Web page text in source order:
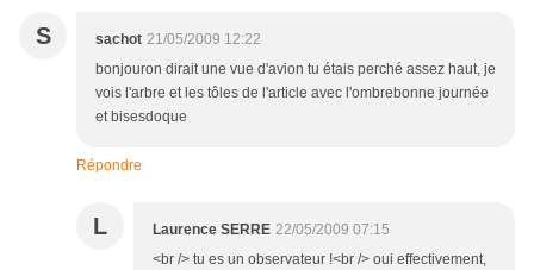
S sachot 21/05/2009 12:22
bonjouron dirait une vue d'avion tu étais perché assez haut, je
vois l'arbre et les tôles de l'article avec l'ombrebonne journée
et bisesdoque
Répondre
L Laurence SERRE 22/05/2009 07:15
<br /> tu es un observateur !<br /> oui effectivement,